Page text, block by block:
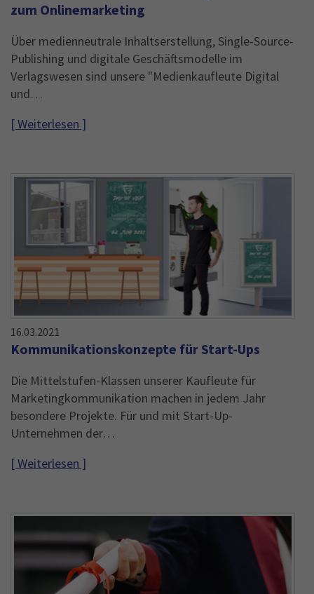
zum Onlinemarketing
Über medienneutrale Inhaltserstellung, Single-Source-
Publishing und digitale Geschäftsmodelle im
Verlagswesen sind unsere "Medienkaufleute Digital
und…
[ Weiterlesen ]
16.03.2021
Kommunikationskonzepte für Start-Ups
Die Mittelstufen-Klassen unserer Kaufleute für
Marketingkommunikation machen in jedem Jahr
besondere Projekte. Für und mit Start-Up-
Unternehmen der…
[ Weiterlesen ]